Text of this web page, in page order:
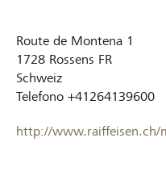
Route de Montena 1
1728 Rossens FR
Schweiz
Telefono +41264139600
http://www.raiffeisen.ch/